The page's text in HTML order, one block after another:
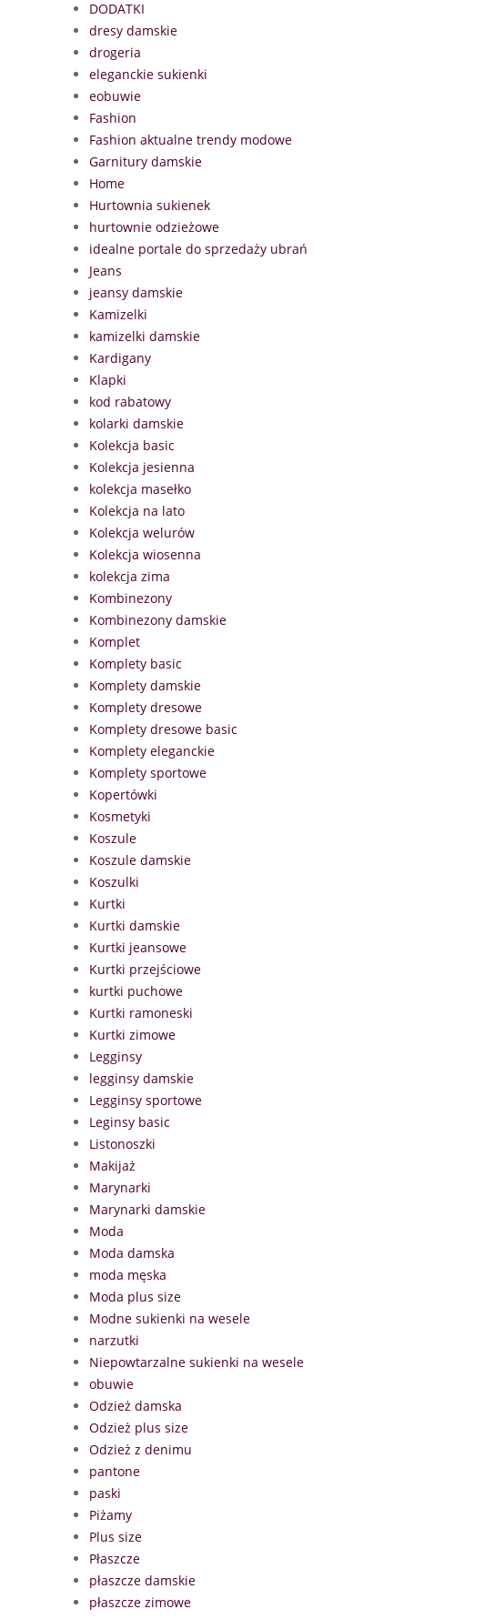
DODATKI
dresy damskie
drogeria
eleganckie sukienki
eobuwie
Fashion
Fashion aktualne trendy modowe
Garnitury damskie
Home
Hurtownia sukienek
hurtownie odzieżowe
idealne portale do sprzedaży ubrań
Jeans
jeansy damskie
Kamizelki
kamizelki damskie
Kardigany
Klapki
kod rabatowy
kolarki damskie
Kolekcja basic
Kolekcja jesienna
kolekcja masełko
Kolekcja na lato
Kolekcja welurów
Kolekcja wiosenna
kolekcja zima
Kombinezony
Kombinezony damskie
Komplet
Komplety basic
Komplety damskie
Komplety dresowe
Komplety dresowe basic
Komplety eleganckie
Komplety sportowe
Kopertówki
Kosmetyki
Koszule
Koszule damskie
Koszulki
Kurtki
Kurtki damskie
Kurtki jeansowe
Kurtki przejściowe
kurtki puchowe
Kurtki ramoneski
Kurtki zimowe
Legginsy
legginsy damskie
Legginsy sportowe
Leginsy basic
Listonoszki
Makijaż
Marynarki
Marynarki damskie
Moda
Moda damska
moda męska
Moda plus size
Modne sukienki na wesele
narzutki
Niepowtarzalne sukienki na wesele
obuwie
Odzież damska
Odzież plus size
Odzież z denimu
pantone
paski
Piżamy
Plus size
Płaszcze
płaszcze damskie
płaszcze zimowe